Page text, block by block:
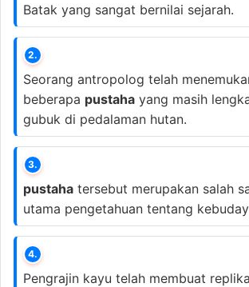
Batak yang sangat bernilai sejarah.
2.
Seorang antropolog telah
beberapa pustaha yang masih
gubuk di pedalaman hutan.
3.
pustaha tersebut merupakan salah
utama pengetahuan tentang
4.
Pengrajin kayu telah membuat replika